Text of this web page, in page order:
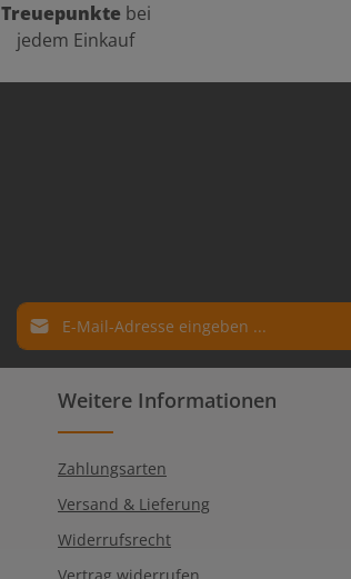
Treuepunkte bei
jedem Einkauf
E-Mail-Adresse*
Datenschutz
Ich habe dieDatenschutzbestimmungen
genommen und die
Die mit einem Stern (*) markierten Felder sind
Pflichtfelder.
Weitere Informationen
Zahlungsarten
Versand & Lieferung
Widerrufsrecht